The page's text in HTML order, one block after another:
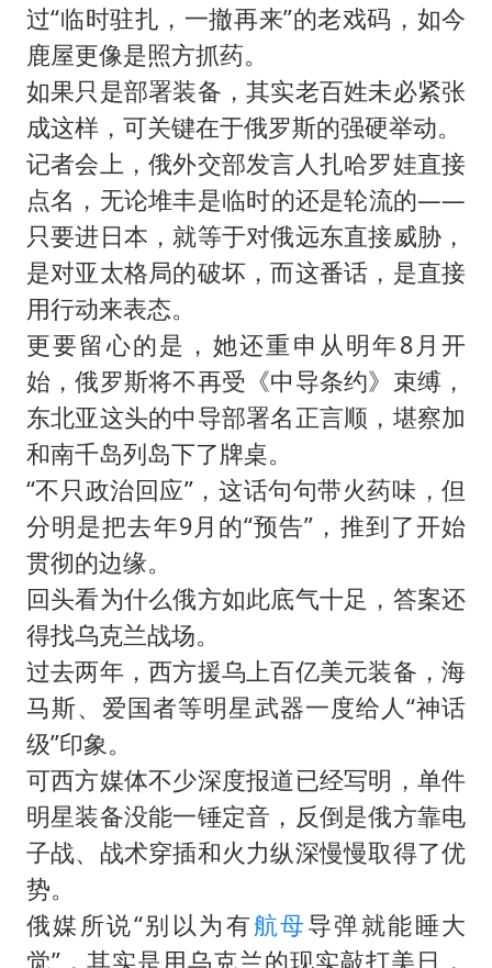
过“临时驻扎，一撤再来”的老戏码，如今
鹿屋更像是照方抓药。
如果只是部署装备，其实老百姓未必紧张
成这样，可关键在于俄罗斯的强硬举动。
记者会上，俄外交部发言人扎哈罗娃直接
点名，无论堆丰是临时的还是轮流的——
只要进日本，就等于对俄远东直接威胁，
是对亚太格局的破坏，而这番话，是直接
用行动来表态。
更要留心的是，她还重申从明年8月开
始，俄罗斯将不再受《中导条约》束缚，
东北亚这头的中导部署名正言顺，堪察加
和南千岛列岛下了牌桌。
“不只政治回应”，这话句句带火药味，但
分明是把去年9月的“预告”，推到了开始
贯彻的边缘。
回头看为什么俄方如此底气十足，答案还
得找乌克兰战场。
过去两年，西方援乌上百亿美元装备，海
马斯、爱国者等明星武器一度给人“神话
级”印象。
可西方媒体不少深度报道已经写明，单件
明星装备没能一锤定音，反倒是俄方靠电
子战、战术穿插和火力纵深慢慢取得了优
势。
俄媒所说“别以为有航母导弹就能睡大
觉”，其实是用乌克兰的现实敲打美日，